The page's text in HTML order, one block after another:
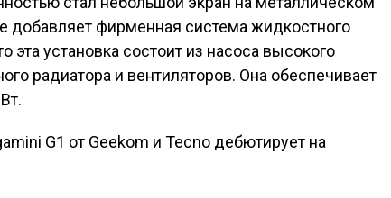
добавляет фирменная система жидкостного
эта установка состоит из насоса высокого
радиатора и вентиляторов. Она обеспечивает